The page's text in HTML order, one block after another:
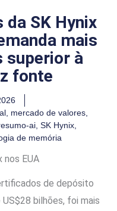
da SK Hynix
mais
superior à
fonte
, mercado de valores,
ai, SK Hynix,
de memória
nos EUA
de depósito
US$28 bilhões, foi mais